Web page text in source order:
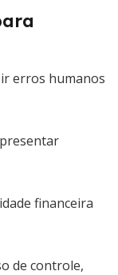
erros humanos
financeira
de controle,